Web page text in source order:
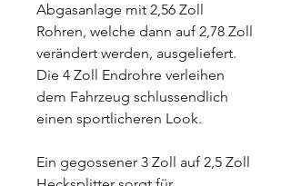
Abgasanlage mit 2,56 Zoll
Rohren, welche dann auf 2,78 Zoll
verändert werden, ausgeliefert.
Die 4 Zoll Endrohre verleihen
dem Fahrzeug schlussendlich
einen sportlicheren Look.
Ein gegossener 3 Zoll auf 2,5 Zoll